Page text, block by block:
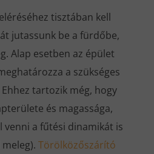
tisztában kell
jutassunk be a fürdőbe,
Alap esetben az épület
a szükséges
tartozik még, hogy
és magassága,
venni a fűtési dinamikát is
Törölközőszárító